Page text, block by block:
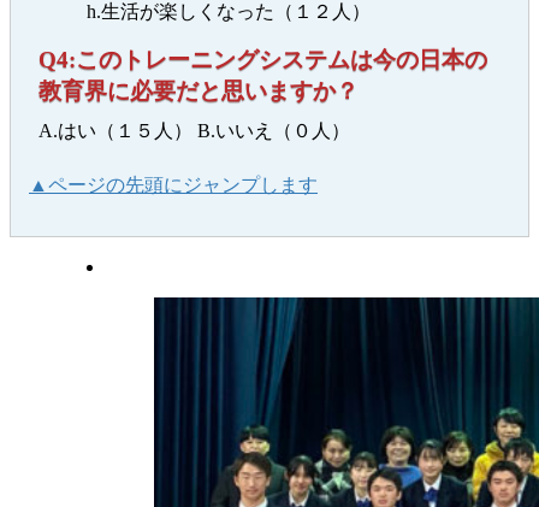
h.生活が楽しくなった（１２人）
Q4:このトレーニングシステムは今の日本の
教育界に必要だと思いますか？
A.はい（１５人） B.いいえ（０人）
▲ページの先頭にジャンプします